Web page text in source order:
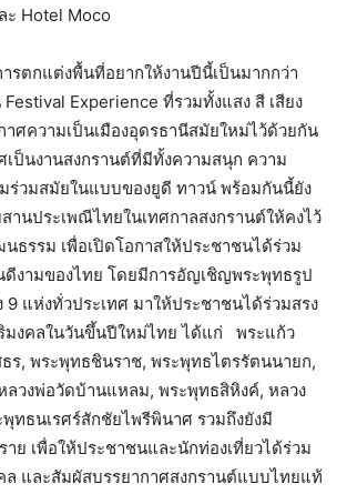
Hotel Moco
รตกแต่งพื้นที่อยากให้งานปีนี้เป็นมากกว่า
Festival Experience ที่รวมทั้งแสง สี เสียง
ศความเป็นเมืองอุดรธานีสมัยใหม่ไว้ด้วยกัน
เป็นงานสงกรานต์ที่มีทั้งความสนุก ความ
ร่วมสมัยในแบบของยูดี ทาวน์ พร้อมกันนี้ยัง
านประเพณีไทยในเทศกาลสงกรานต์ให้คงไว้
ธรรม เพื่อเปิดโอกาสให้ประชาชนได้ร่วม
งามของไทย โดยมีการอัญเชิญพระพุทธรูป
แห่งทั่วประเทศ มาให้ประชาชนได้ร่วมสรง
มงคลในวันขึ้นปีใหม่ไทย ได้แก่ พระแก้ว
ร, พระพุทธชินราช, พระพุทธไตรรัตนนายก,
ลวงพ่อวัดบ้านแหลม, พระพุทธสิหิงค์, หลวง
ทธนเรศร์สักชัยไพรีพินาศ รวมถึงยังมี
าย เพื่อให้ประชาชนและนักท่องเที่ยวได้ร่วม
ล และสัมผัสบรรยากาศสงกรานต์แบบไทยแท้